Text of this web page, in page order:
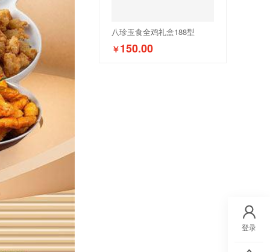
八珍玉食全鸡礼盒188型
￥150.00
登录